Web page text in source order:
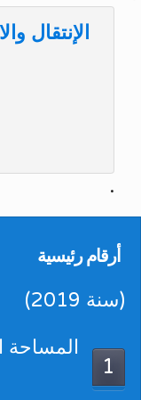
الإنتقال
.
أرقام رئيسية
(سنة 2019)
1
المساحة